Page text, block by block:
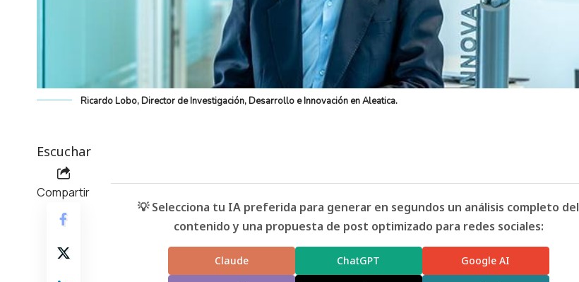
Ricardo Lobo, Director de Investigación, Desarrollo e Innovación en Aleatica.
Escuchar
Compartir
💡 Selecciona tu IA preferida para generar en segundos un análisis completo del
contenido y una propuesta de post optimizado para redes sociales:
Claude ChatGPT Google AI